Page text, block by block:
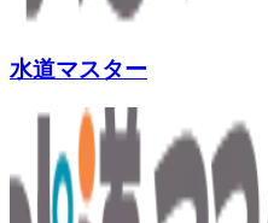
水道マスター